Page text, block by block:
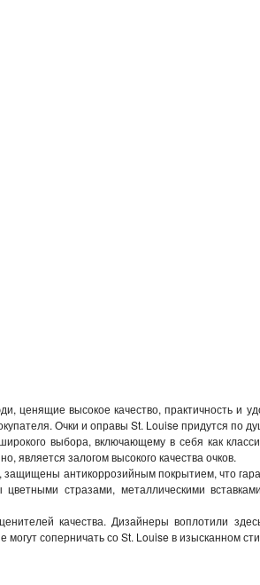
ценящие высокое качество, практичность и
Очки и оправы St. Louise придутся по
выбора, включающему в себя как
является залогом высокого качества очков.
антикоррозийным покрытием, что
стразами, металлическими
качества. Дизайнеры воплотили
соперничать со St. Louise в изысканном